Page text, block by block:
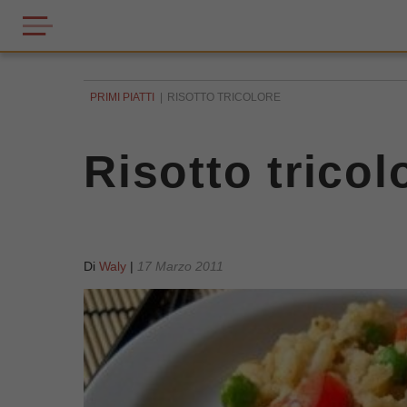
PRIMI PIATTI RISOTTO TRICOLORE
Risotto
Di Waly | 17 Marzo 2011